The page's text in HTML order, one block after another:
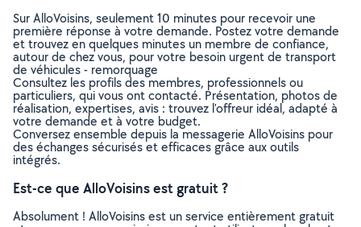
Sur AlloVoisins, seulement 10 minutes pour recevoir une
première réponse à votre demande. Postez votre demande
et trouvez en quelques minutes un membre de confiance,
autour de chez vous, pour votre besoin urgent de transport
de véhicules - remorquage
Consultez les profils des membres, professionnels ou
particuliers, qui vous ont contacté. Présentation, photos de
réalisation, expertises, avis : trouvez l'offreur idéal, adapté à
votre demande et à votre budget.
Conversez ensemble depuis la messagerie AlloVoisins pour
des échanges sécurisés et efficaces grâce aux outils
intégrés.
Est-ce que AlloVoisins est gratuit ?
Absolument ! AlloVoisins est un service entièrement gratuit